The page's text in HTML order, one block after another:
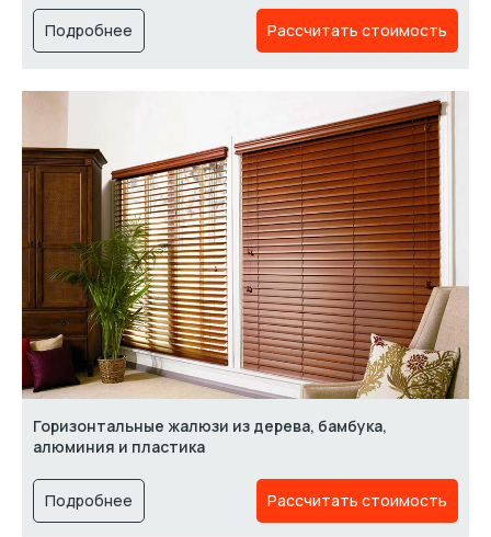
Подробнее Рассчитать стоимость
Горизонтальные жалюзи из дерева, бамбука,
алюминия и пластика
Подробнее Рассчитать стоимость